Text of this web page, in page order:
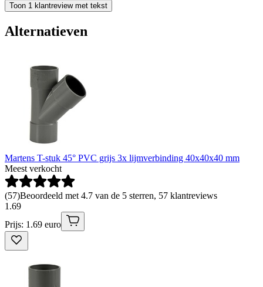
Toon 1 klantreview met tekst
Alternatieven
Martens T-stuk 45° PVC grijs 3x lijmverbinding 40x40x40 mm
Meest verkocht
(57)Beoordeeld met 4.7 van de 5 sterren, 57 klantreviews
1.69
Prijs: 1.69 euro